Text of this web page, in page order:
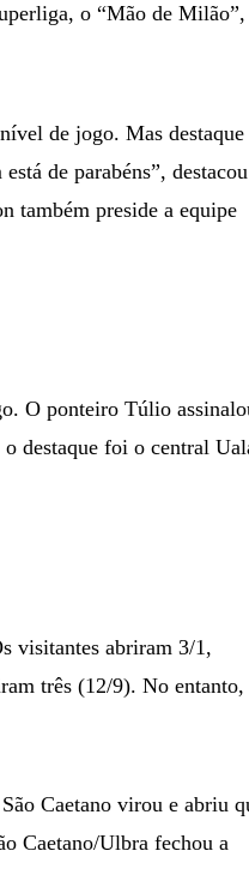
o “Mão de Milão”,
de jogo. Mas destaque
de parabéns”,
também preside a equipe
O ponteiro Túlio
destaque foi o central
visitantes abriram 3/1,
três (12/9). No entanto,
Caetano virou e abriu
Caetano/Ulbra fechou a